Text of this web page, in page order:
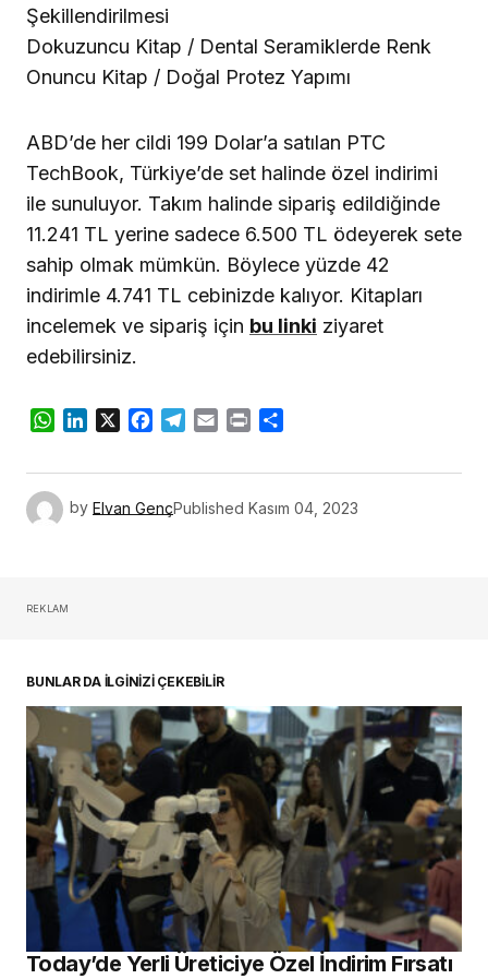
Şekillendirilmesi
Dokuzuncu Kitap / Dental Seramiklerde Renk
Onuncu Kitap / Doğal Protez Yapımı
ABD’de her cildi 199 Dolar’a satılan PTC
TechBook, Türkiye’de set halinde özel indirimi
ile sunuluyor. Takım halinde sipariş edildiğinde
11.241 TL yerine sadece 6.500 TL ödeyerek sete
sahip olmak mümkün. Böylece yüzde 42
indirimle 4.741 TL cebinizde kalıyor. Kitapları
incelemek ve sipariş için bu linki ziyaret
edebilirsiniz.
WhatsApp
LinkedIn
X Facebook
Telegram
Email Print
by Elvan GençPublished Kasım 04, 2023
REKLAM
BUNLAR DA İLGİNİZİ ÇEKEBİLİR
Today’de Yerli Üreticiye Özel İndirim Fırsatı